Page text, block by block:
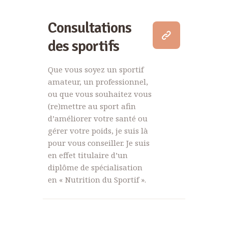
Consultations
des sportifs
Que vous soyez un sportif
amateur, un professionnel,
ou que vous souhaitez vous
(re)mettre au sport afin
d’améliorer votre santé ou
gérer votre poids, je suis là
pour vous conseiller. Je suis
en effet titulaire d’un
diplôme de spécialisation
en « Nutrition du Sportif ».